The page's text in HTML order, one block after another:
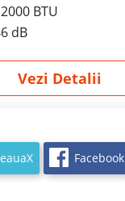
BTU
dB
Vezi Detalii
Facebook